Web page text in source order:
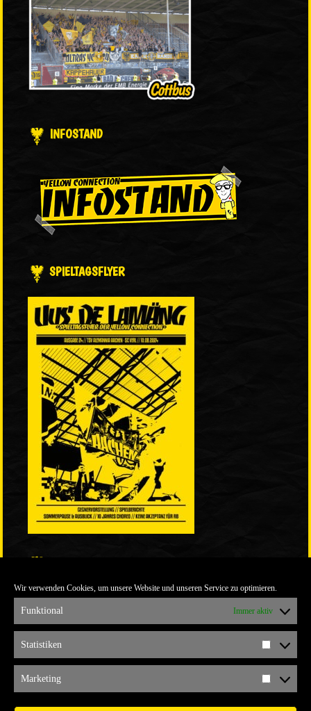
Wir verwenden Cookies, um unsere Website und unseren Service zu optimieren.
Funktional Immer aktiv
Statistiken
Marketing
INFOSTAND
SPIELTAGSFLYER
ULTRABLOG DER YELLOW CONNECTION
ALEMANNIA VERKAUFT MAN NICHT
ARCHIV
ARCHIV